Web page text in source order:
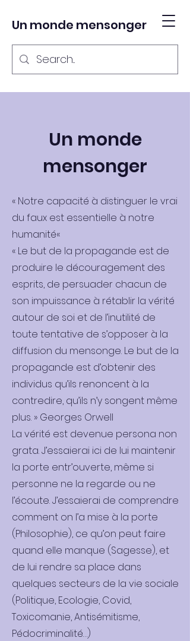
Un monde mensonger
Un monde
mensonger
« Notre capacité à distinguer le vrai
du faux est essentielle à notre
humanité«
« Le but de la propagande est de
produire le découragement des
esprits, de persuader chacun de
son impuissance à rétablir la vérité
autour de soi et de l’inutilité de
toute tentative de s’opposer à la
diffusion du mensonge. Le but de la
propagande est d’obtenir des
individus qu’ils renoncent à la
contredire, qu’ils n’y songent même
plus. » Georges Orwell
La vérité est devenue persona non
grata. J’essaierai ici de lui maintenir
la porte entr’ouverte, même si
personne ne la regarde ou ne
l’écoute. J’essaierai de comprendre
comment on l’a mise à la porte
(Philosophie), ce qu’on peut faire
quand elle manque (Sagesse), et
de lui rendre sa place dans
quelques secteurs de la vie sociale
(Politique, Ecologie, Covid,
Toxicomanie, Antisémitisme,
Pédocriminalité…)